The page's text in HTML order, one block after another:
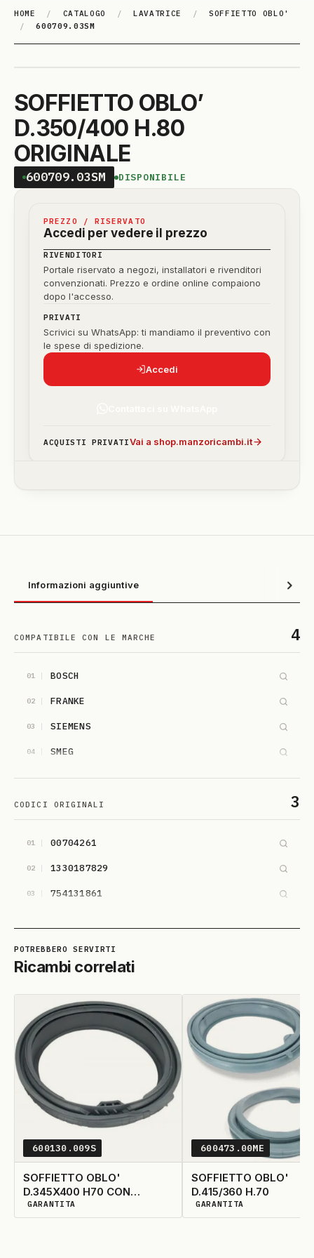
HOME / CATALOGO / LAVATRICE /
SOFFIETTO OBLO'
/
600709.03SM
SOFFIETTO OBLO’
D.350/400 H.80
ORIGINALE
600709.03SM DISPONIBILE
PREZZO / RISERVATO
Accedi per vedere il prezzo
RIVENDITORI
Portale riservato a negozi, installatori e rivenditori
convenzionati. Prezzo e ordine online compaiono
dopo l'accesso.
PRIVATI
Scrivici su WhatsApp: ti mandiamo il preventivo con
le spese di spedizione.
Accedi
ACQUISTI PRIVATIVai a shop.manzoricambi.it
Informazioni aggiuntive
COMPATIBILE CON LE MARCHE 4
01 BOSCH
02 FRANKE
03 SIEMENS
04 SMEG
CODICI ORIGINALI 3
01 00704261
02 1330187829
03 754131861
Ricambi correlati
600130.009S
SOFFIETTO OBLO'
D.345X400 H70 CON
TUBETTO CHIUSO
DISPONIBILITÀ GARANTITA
GARANTITA
600473.00ME
SOFFIETTO OBLO'
D.415/360 H.70
DISPONIBILITÀ GARANTITA
GARANTITA